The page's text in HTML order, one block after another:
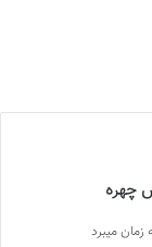
چهره